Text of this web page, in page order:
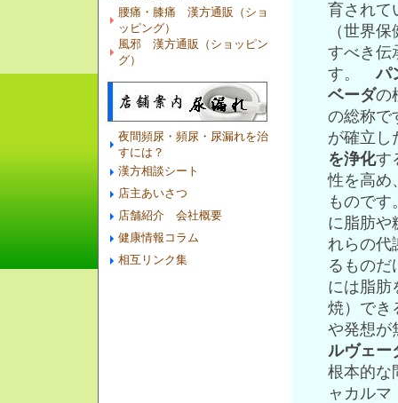
腰痛・膝痛 漢方通販（ショ
ッピング）
風邪 漢方通販（ショッピン
グ）
夜間頻尿・頻尿・尿漏れを治
すには？
漢方相談シート
店主あいさつ
店舗紹介 会社概要
健康情報コラム
相互リンク集
育されて
（世界
すべき伝
す。パ
ベーダの
の総称で
が確立し
を浄化す
性を高め
ものです
に脂肪や
れらの代
るものだ
には脂肪
焼）でき
や発想が
ルヴェー
根本的な
ャカルマ